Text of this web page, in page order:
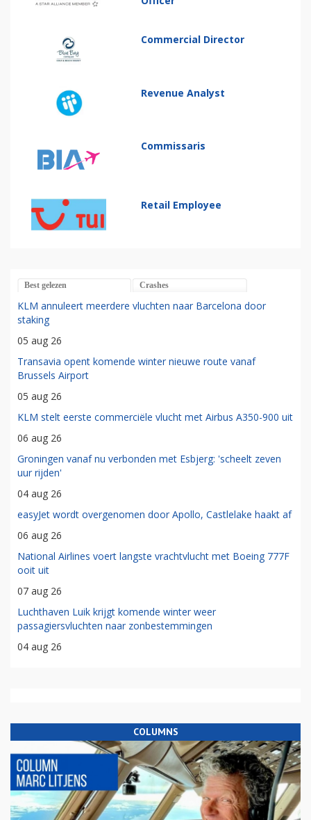
Commercial Director
Revenue Analyst
Commissaris
Retail Employee
Best gelezen Crashes
KLM annuleert meerdere vluchten naar Barcelona door
staking
05 aug 26
Transavia opent komende winter nieuwe route vanaf
Brussels Airport
05 aug 26
KLM stelt eerste commerciële vlucht met Airbus A350-900 uit
06 aug 26
Groningen vanaf nu verbonden met Esbjerg: 'scheelt zeven
uur rijden'
04 aug 26
easyJet wordt overgenomen door Apollo, Castlelake haakt af
06 aug 26
National Airlines voert langste vrachtvlucht met Boeing 777F
ooit uit
07 aug 26
Luchthaven Luik krijgt komende winter weer
passagiersvluchten naar zonbestemmingen
04 aug 26
COLUMNS